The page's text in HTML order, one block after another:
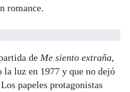
romance.
de Me siento extraña,
luz en 1977 y que no dejó
papeles protagonistas